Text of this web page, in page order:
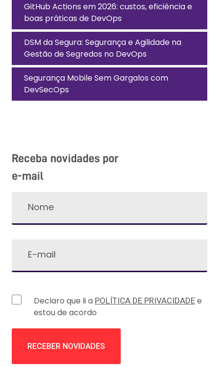
GitHub Actions em 2026: custos, eficiência e
boas práticas de DevOps
DSM da Segura: Segurança e Agilidade na
Gestão de Segredos no DevOps
Segurança Mobile Sem Gargalos com
DevSecOps
Receba novidades por
e-mail
Declaro que li a POLÍTICA DE PRIVACIDADE e
estou de acordo